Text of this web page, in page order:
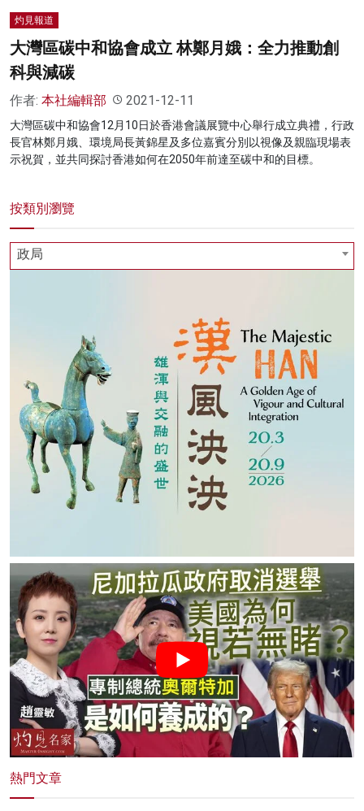
灼見報道
大灣區碳中和協會成立 林鄭月娥：全力推動創
科與減碳
作者: 本社編輯部 2021-12-11
大灣區碳中和協會12月10日於香港會議展覽中心舉行成立典禮，行政
長官林鄭月娥、環境局長黃錦星及多位嘉賓分別以視像及親臨現場表
示祝賀，並共同探討香港如何在2050年前達至碳中和的目標。
按類別瀏覽
政局
熱門文章